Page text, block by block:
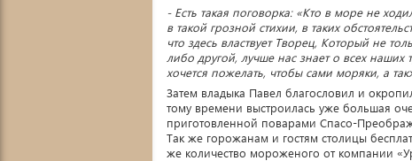
- Есть такая поговорка: «Кто в море не
в такой грозной стихии, в таких
что здесь властвует Творец, Который не
либо другой, лучше нас знает о всех наших
хочется пожелать, чтобы сами моряки, а
Затем владыка Павел благословил и
тому времени выстроилась уже большая
приготовленной поварами Спасо-
Так же горожанам и гостям столицы
же количество мороженого от компании